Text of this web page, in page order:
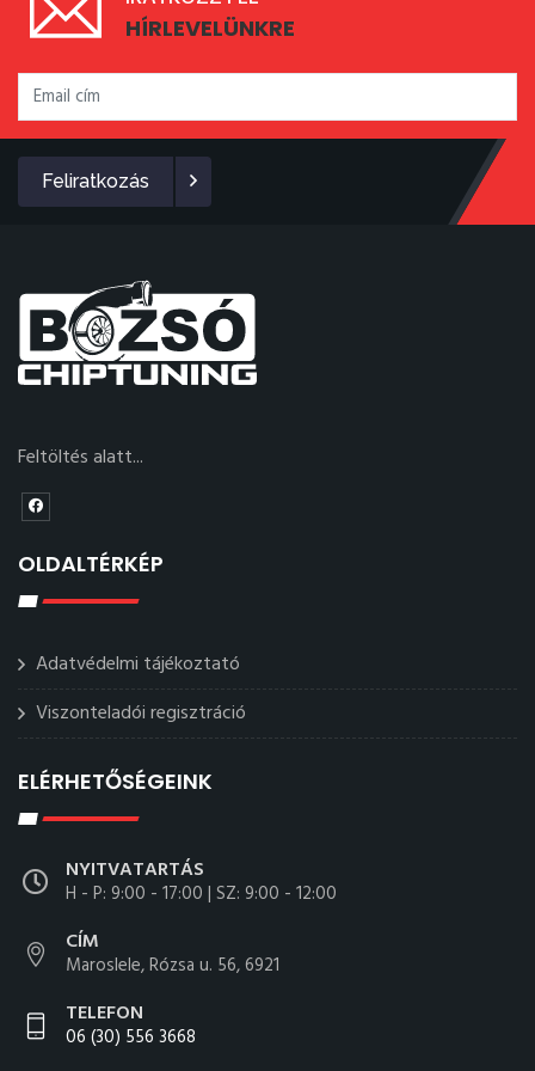
HÍRLEVELÜNKRE
Feliratkozás
Feltöltés alatt...
OLDALTÉRKÉP
Adatvédelmi tájékoztató
Viszonteladói regisztráció
ELÉRHETŐSÉGEINK
NYITVATARTÁS
H - P: 9:00 - 17:00 | SZ: 9:00 - 12:00
CÍM
Maroslele, Rózsa u. 56, 6921
TELEFON
06 (30) 556 3668